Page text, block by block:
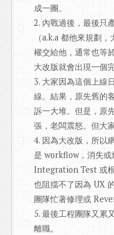
成一團。
內戰過後，最後只
（a.k.a 都他來規劃
權交給他，通常也等
大改版就會出現一個
大家因為這個上線
線。結果，原先舊的
訴一大堆。但是，原
張，老闆震怒。但大
因為大改版，所以
是 workflow，消失或
Integration Test 或
也阻擋不了因為 UX
團隊忙著修理或
最後工程團隊又累
離職。